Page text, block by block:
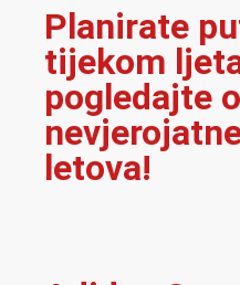
Planirate
tijekom
pogledajte
letova!